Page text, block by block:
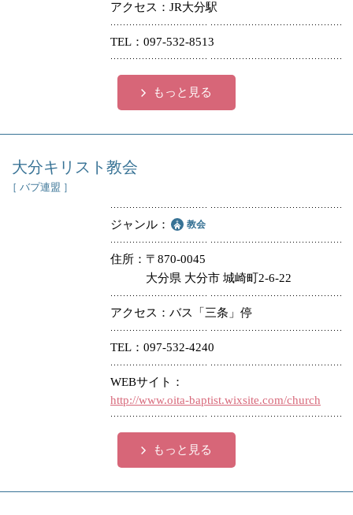
アクセス JR大分駅
TEL 097-532-8513
もっと見る
大分キリスト教会
［ バプ連盟 ］
ジャンル 教会
住所
〒870-0045
大分県 大分市 城崎町2-6-22
アクセス バス「三条」停
TEL 097-532-4240
WEBサイト
http://www.oita-baptist.wixsite.com/church
もっと見る